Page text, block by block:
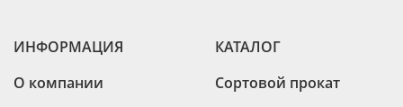
ИНФОРМАЦИЯ
О компании
КАТАЛОГ
Сортовой прокат